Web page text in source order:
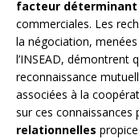
facteur déterminant
commerciales. Les
la négociation,
l’INSEAD, démontrent
reconnaissance
associées à la
sur ces connaissances
relationnelles